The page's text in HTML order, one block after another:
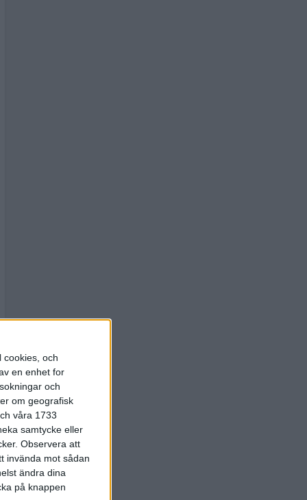
cookies, och
en enhet for
och
om geografisk
våra 1733
samtycke eller
Observera att
invända mot sådan
ändra dina
på knappen